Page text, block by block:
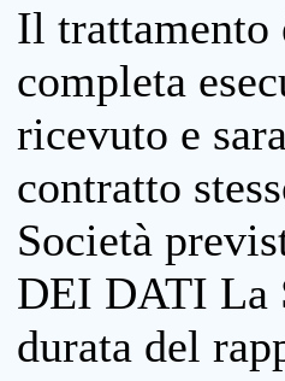
Il trattamento
completa
ricevuto e
contratto
Società
DEI DATI La
durata del